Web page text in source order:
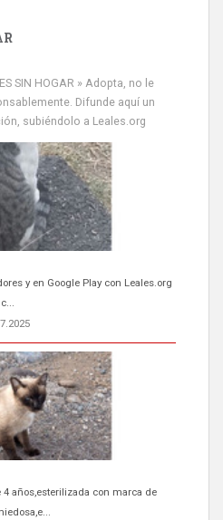
SIN HOGAR » Adopta, no le
Difunde aquí un
subiéndolo a Leales.org
y en Google Play con Leales.org
años,esterilizada con marca de